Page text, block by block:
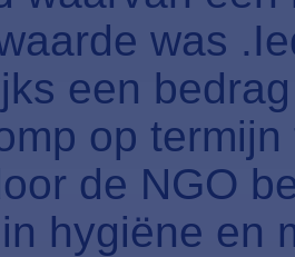
was
een
op
de NGO
hygiëne en